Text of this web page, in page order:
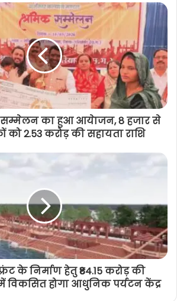
योजना : छत्तीसगढ़ के 850
के लिए रवाना, गरियाबंद जिले
शामिल
सम्मेलन का हुआ आयेाजन, 8 हजार से
को 2.53 करोड़ की सहायता राशि
के निर्माण हेतु ₹84.15 करोड़ की
विकसित होगा आधुनिक पर्यटन केंद्र